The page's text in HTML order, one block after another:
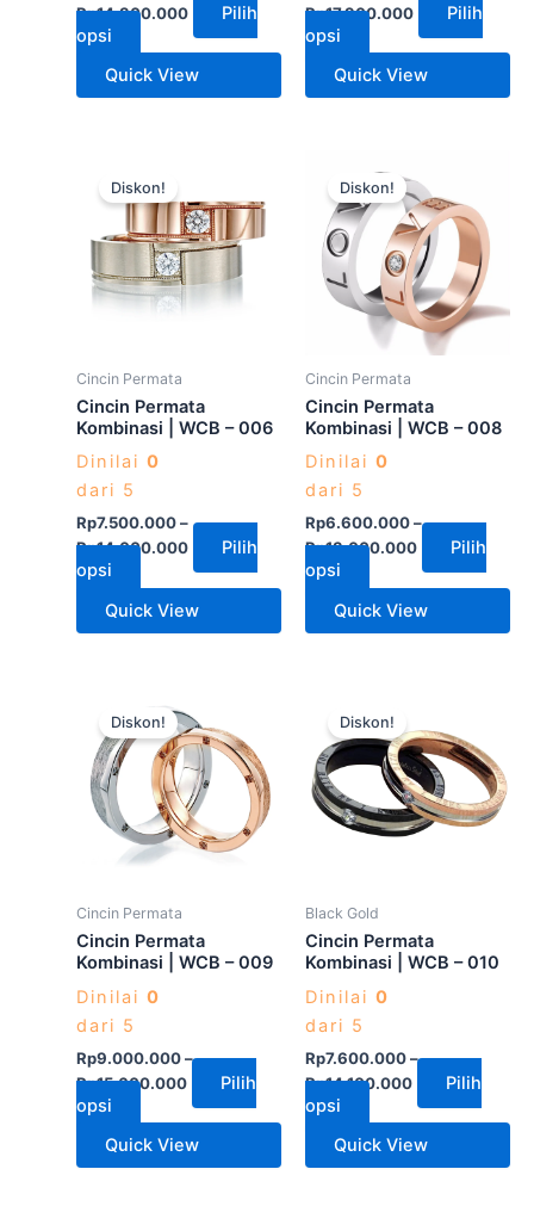
Rp14.300.000
Pilih
opsi
Quick View
Rp17.900.000
Pilih
opsi
Quick View
Diskon!
Cincin Permata
Cincin Permata
Kombinasi | WCB – 006
Dinilai 0
dari 5
Rp7.500.000–
Rp14.000.000
Pilih
opsi
ini
memiliki
beberapa
varian.
Pilihan
di
halaman
Quick View
Diskon!
Cincin Permata
Cincin Permata
Kombinasi | WCB – 008
Dinilai 0
dari 5
Rp6.600.000–
Rp13.000.000
Pilih
opsi
ini
memiliki
beberapa
varian.
Pilihan
ini
di
halaman
Quick View
Diskon!
Cincin Permata
Cincin Permata
Kombinasi | WCB – 009
Dinilai 0
dari 5
Rp9.000.000–
Rp15.600.000
Pilih
opsi
ini
memiliki
beberapa
varian.
Pilihan
di
Quick View
Diskon!
Black Gold
Cincin Permata
Kombinasi | WCB – 010
Dinilai 0
dari 5
Rp7.600.000–
Rp14.100.000
Pilih
opsi
ini
memiliki
beberapa
varian.
Pilihan
di
Quick View